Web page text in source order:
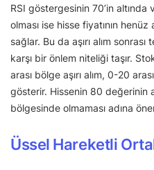
RSI göstergesinin 70’in altında
olması ise hisse fiyatının henüz
sağlar. Bu da aşırı alım
karşı bir önlem niteliği taşır.
arası bölge aşırı alım, 0-20
gösterir. Hissenin 80 değerinin
bölgesinde olmaması adına
Üssel Hareketli